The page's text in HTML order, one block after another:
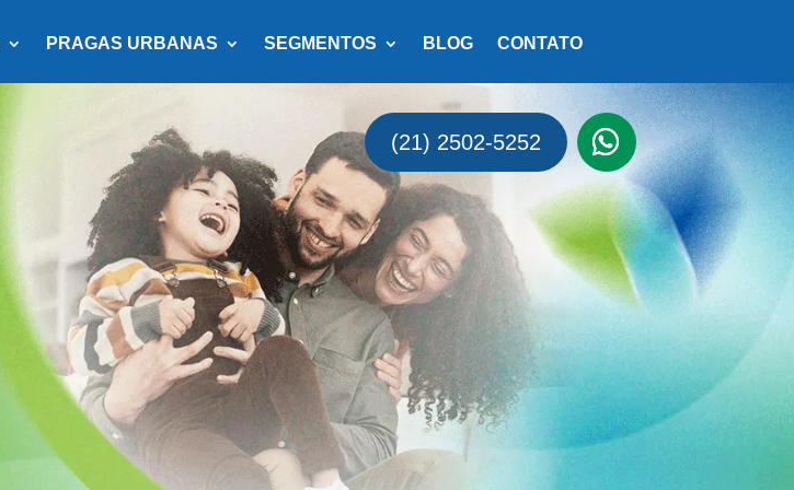
PRAGAS URBANAS SEGMENTOS BLOG CONTATO
(21) 2502-5252